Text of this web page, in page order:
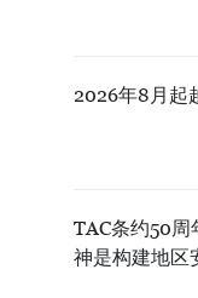
2026年8月起
TAC条约50周
神是构建地区